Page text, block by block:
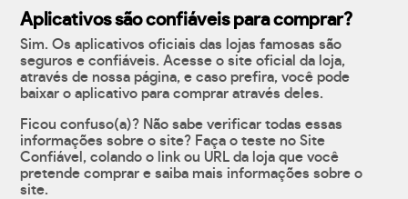
Aplicativos são confiáveis para comprar?
Sim. Os aplicativos oficiais das lojas famosas são
seguros e confiáveis. Acesse o site oficial da loja,
através de nossa página, e caso prefira, você pode
baixar o aplicativo para comprar através deles.
Ficou confuso(a)? Não sabe verificar todas essas
informações sobre o site? Faça o teste no Site
Confiável, colando o link ou URL da loja que você
pretende comprar e saiba mais informações sobre o
site.